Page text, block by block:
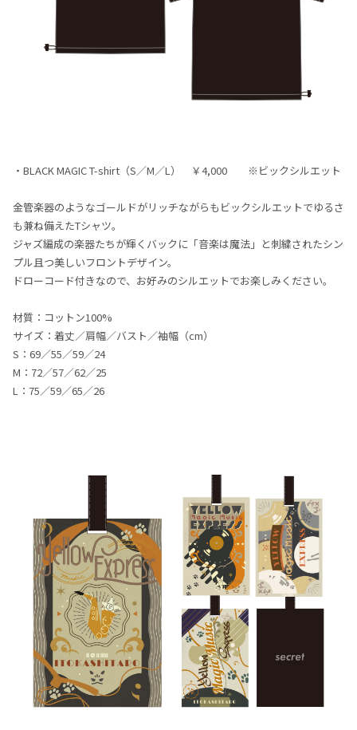
・BLACK MAGIC T-shirt（S／M／L） ￥4,000 ※ビックシルエット
金管楽器のようなゴールドがリッチながらもビックシルエットでゆるさ
も兼ね備えたTシャツ。
ジャズ編成の楽器たちが輝くバックに「音楽は魔法」と刺繍されたシン
プル且つ美しいフロントデザイン。
ドローコード付きなので、お好みのシルエットでお楽しみください。
材質：コットン100%
サイズ：着丈／肩幅／バスト／袖幅（cm）
S：69／55／59／24
M：72／57／62／25
L：75／59／65／26